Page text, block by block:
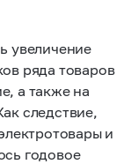
увеличение
ряда товаров
а также на
следствие,
и
годовое